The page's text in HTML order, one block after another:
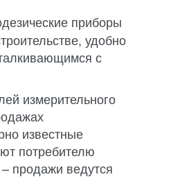
приборы
удобно
с
измерительного
известные
потребителю
продажи ведутся